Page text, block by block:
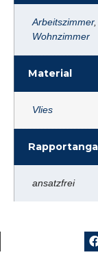
Arbeitszimmer,
Wohnzimmer
Material
Vlies
ansatzfrei